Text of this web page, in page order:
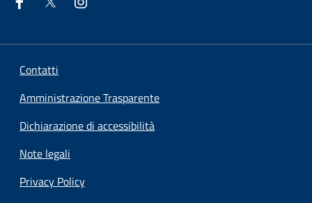
Contatti
Amministrazione Trasparente
Dichiarazione di accessibilità
Note legali
Privacy Policy